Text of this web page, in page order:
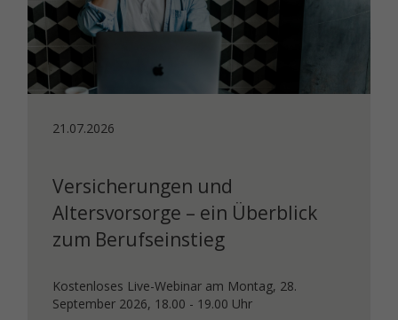
21.07.2026
Versicherungen und
Altersvorsorge – ein Überblick
zum Berufseinstieg
Kostenloses Live-Webinar am Montag, 28.
September 2026, 18.00 - 19.00 Uhr